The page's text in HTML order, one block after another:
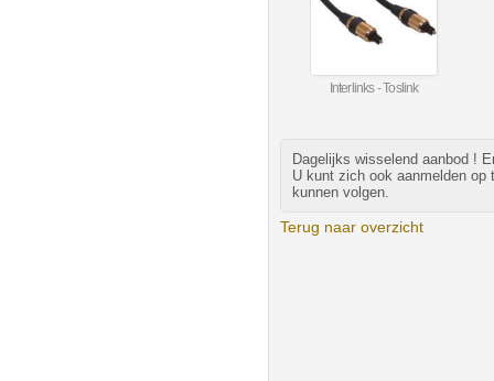
Interlinks - Toslink
Dagelijks wisselend aanbod !
U kunt zich ook aanmelden
kunnen volgen.
Terug naar overzicht